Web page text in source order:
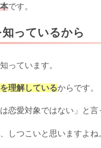
です。
っているから
っています。
理解しているからです。
恋愛対象ではない」と言
しつこいと思いますよね